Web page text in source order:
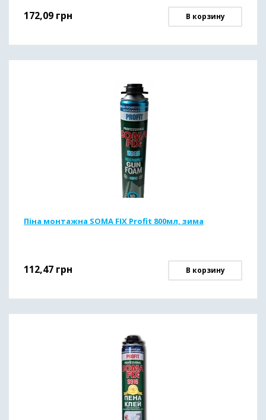
172,09 грн В корзину
Піна монтажна SOMA FIX Profit 800мл, зима
112,47 грн В корзину